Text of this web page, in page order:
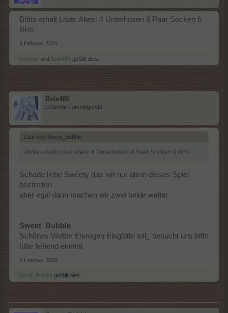
Britta erhält Lisas Altes: 4 Unterhosen 8 Paar Socken 6
BHs
4 Februar 2026
Tammoo und Bela486 gefällt dies.
Bela486
Lebende Forenlegende
Zitat von Sweet_Bubble: ↑
Britta erhält Lisas Altes: 4 Unterhosen 8 Paar Socken 6 BHs
Schade liebe Sweety das wir nur allein dieses Spiel
bestreiten
aber egal dann machen wir zwei beide weiter
Sweet_Bubble
Schönes Wetter Eisregen Eisglätte toll_ besucht uns bitte
bitte liebend einmal
5 Februar 2026
Sweet_Bubble gefällt dies.